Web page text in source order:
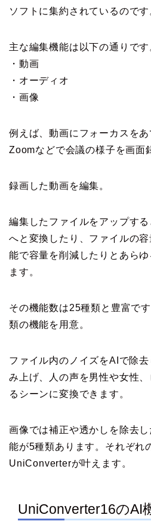
ソフトに集約されているのです
主な編集機能は以下の通りです
・動画
・オーディオ
・画像
例えば、動画にフォーカスをあ
Zoomなどで会議の様子を画面
録画した動画を編集。
編集したファイルをアップす
へと変換したり、ファイルの
能で容量を削減したりとあら
ます。
その機能数は25種類と豊富で
類の機能を用意。
ファイル内のノイズをAIで除
み上げ、人の声を男性や女性
るシーンに変換できます。
画像では補正や透かしを除去
能が5種類あります。それぞれ
UniConverterが叶えます。
UniConverter16のAI